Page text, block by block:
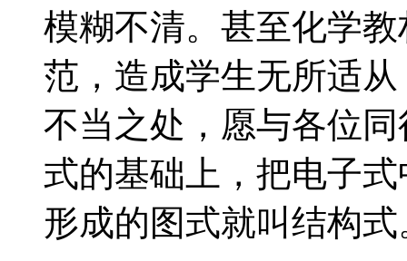
模糊不清。甚至化学
范，造成学生无所适
不当之处，愿与各位
式的基础上，把电子
形成的图式就叫结构式